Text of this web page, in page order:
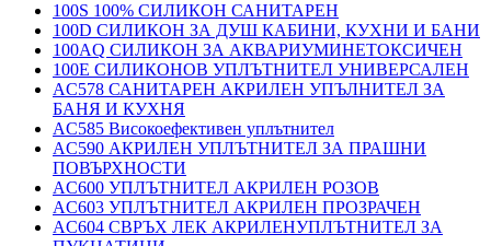
100S 100% СИЛИКОН САНИТАРЕН
100D СИЛИКОН ЗА ДУШ КАБИНИ, КУХНИ И БАНИ
100AQ СИЛИКОН ЗА АКВАРИУМИНЕТОКСИЧЕН
100E СИЛИКОНОВ УПЛЪТНИТЕЛ УНИВЕРСАЛЕН
AC578 САНИТАРЕН АКРИЛЕН УПЪЛНИТЕЛ ЗА
БАНЯ И КУХНЯ
AC585 Високоефективен уплътнител
AC590 АКРИЛЕН УПЛЪТНИТЕЛ ЗА ПРАШНИ
ПОВЪРХНОСТИ
AC600 УПЛЪТНИТЕЛ АКРИЛЕН РОЗОВ
AC603 УПЛЪТНИТЕЛ АКРИЛЕН ПРОЗРАЧЕН
AC604 СВРЪХ ЛЕК АКРИЛЕНУПЛЪТНИТЕЛ ЗА